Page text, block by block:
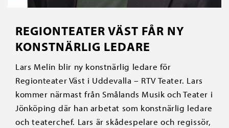
REGIONTEATER VÄST FÅR NY
KONSTNÄRLIG LEDARE
Lars Melin blir ny konstnärlig ledare för
Regionteater Väst i Uddevalla – RTV Teater. Lars
kommer närmast från Smålands Musik och Teater i
Jönköping där han arbetat som konstnärlig ledare
och teaterchef. Lars är skådespelare och regissör,